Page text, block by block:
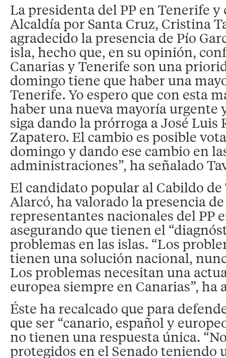
La presidenta del PP en Tenerife y
Alcaldía por Santa Cruz, Cristina
agradecido la presencia de Pío
isla, hecho que, en su opinión,
Canarias y Tenerife son una
domingo tiene que haber una
Tenerife. Yo espero que con esta
haber una nueva mayoría urgente
siga dando la prórroga a José Luis
Zapatero. El cambio es posible
domingo y dando ese cambio en
administraciones”, ha señalado
El candidato popular al Cabildo
Alarcó, ha valorado la presencia
representantes nacionales del PP
asegurando que tienen el
problemas en las islas. “Los
tienen una solución nacional,
Los problemas necesitan una
europea siempre en Canarias”, ha
Éste ha recalcado que para
que ser “canario, español y
no tienen una respuesta única.
protegidos en el Senado teniendo